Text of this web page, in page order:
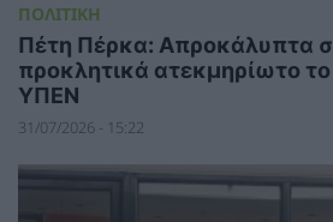
ΠΟΛΙΤΙΚΗ
Πέτη Πέρκα: Απροκάλυπτα
προκλητικά ατεκμηρίωτο
ΥΠΕΝ
31/07/2026 - 15:22